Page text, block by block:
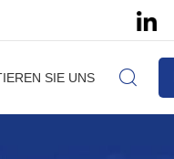
SIE UNS